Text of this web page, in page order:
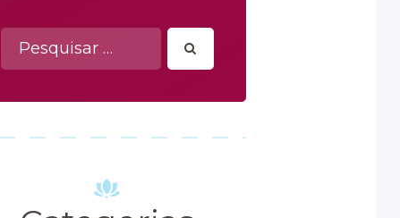
Pesquisar
por: